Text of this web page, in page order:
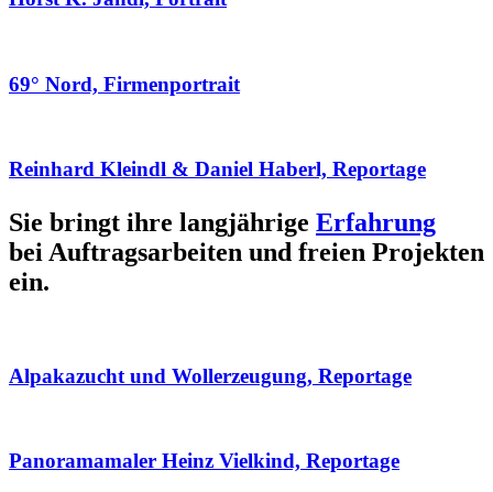
69° Nord, Firmenportrait
Reinhard Kleindl & Daniel Haberl, Reportage
Sie bringt ihre langjährige Erfahrung
bei Auftragsarbeiten und freien Projekten
ein.
Alpakazucht und Wollerzeugung, Reportage
Panoramamaler Heinz Vielkind, Reportage